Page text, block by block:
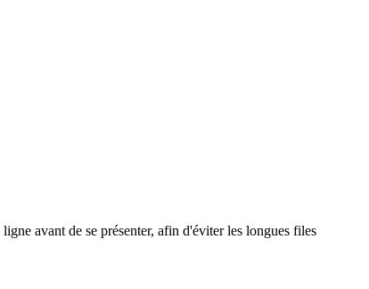
avant de se présenter, afin d'éviter les longues files